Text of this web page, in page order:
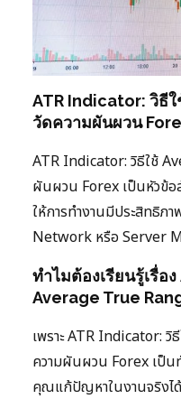
ATR Indicator: วิธี
วัดความผันผวน
ATR Indicator: วิธีใช้
ผันผวน Forex เป็นหัวข้อ
ให้การทำงานมีประสิทธิภ
Network หรือ Server
ทำไมต้องเรียนรู้เรื่อ
Average True
เพราะ ATR Indicator:
ความผันผวน Forex เป็น
คุณแก้ปัญหาในงานจริงไ